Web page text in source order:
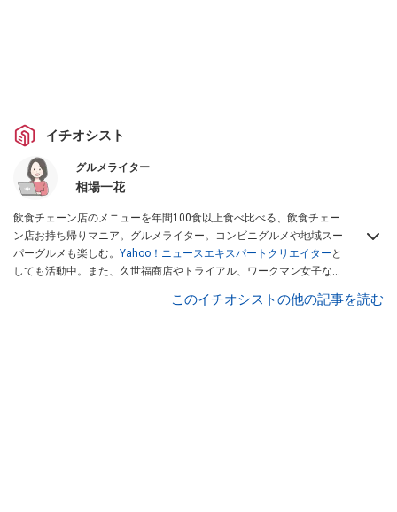
イチオシスト
グルメライター
相場一花
飲食チェーン店のメニューを年間100食以上食べ比べる、飲食チェー
ン店お持ち帰りマニア。グルメライター。コンビニグルメや地域スー
パーグルメも楽しむ。 Yahoo！ニュースエキスパートクリエイター と
しても活動中。また、久世福商店やトライアル、ワークマン女子など
、集英社「週刊プレイボーイ」、宝島
このイチオシストの他の記事を読む